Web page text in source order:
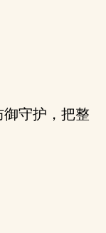
守护，把整